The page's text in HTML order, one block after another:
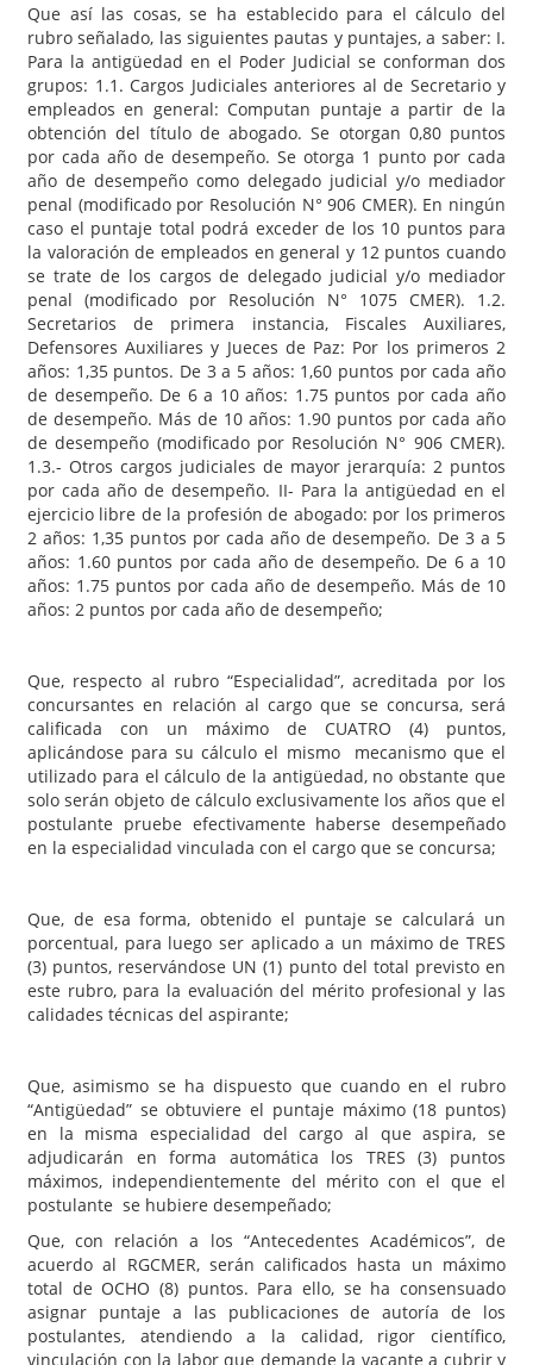
Que así las cosas, se ha establecido para el cálculo del
rubro señalado, las siguientes pautas y puntajes, a saber: I.
Para la antigüedad en el Poder Judicial se conforman dos
grupos: 1.1. Cargos Judiciales anteriores al de Secretario y
empleados en general: Computan puntaje a partir de la
obtención del título de abogado. Se otorgan 0,80 puntos
por cada año de desempeño. Se otorga 1 punto por cada
año de desempeño como delegado judicial y/o mediador
penal (modificado por Resolución N° 906 CMER). En ningún
caso el puntaje total podrá exceder de los 10 puntos para
la valoración de empleados en general y 12 puntos cuando
se trate de los cargos de delegado judicial y/o mediador
penal (modificado por Resolución N° 1075 CMER). 1.2.
Secretarios de primera instancia, Fiscales Auxiliares,
Defensores Auxiliares y Jueces de Paz: Por los primeros 2
años: 1,35 puntos. De 3 a 5 años: 1,60 puntos por cada año
de desempeño. De 6 a 10 años: 1.75 puntos por cada año
de desempeño. Más de 10 años: 1.90 puntos por cada año
de desempeño (modificado por Resolución N° 906 CMER).
1.3.- Otros cargos judiciales de mayor jerarquía: 2 puntos
por cada año de desempeño. II- Para la antigüedad en el
ejercicio libre de la profesión de abogado: por los primeros
2 años: 1,35 puntos por cada año de desempeño. De 3 a 5
años: 1.60 puntos por cada año de desempeño. De 6 a 10
años: 1.75 puntos por cada año de desempeño. Más de 10
años: 2 puntos por cada año de desempeño;
Que, respecto al rubro “Especialidad”, acreditada por los
concursantes en relación al cargo que se concursa, será
calificada con un máximo de CUATRO (4) puntos,
aplicándose para su cálculo el mismo mecanismo que el
utilizado para el cálculo de la antigüedad, no obstante que
solo serán objeto de cálculo exclusivamente los años que el
postulante pruebe efectivamente haberse desempeñado
en la especialidad vinculada con el cargo que se concursa;
Que, de esa forma, obtenido el puntaje se calculará un
porcentual, para luego ser aplicado a un máximo de TRES
(3) puntos, reservándose UN (1) punto del total previsto en
este rubro, para la evaluación del mérito profesional y las
calidades técnicas del aspirante;
Que, asimismo se ha dispuesto que cuando en el rubro
“Antigüedad” se obtuviere el puntaje máximo (18 puntos)
en la misma especialidad del cargo al que aspira, se
adjudicarán en forma automática los TRES (3) puntos
máximos, independientemente del mérito con el que el
postulante se hubiere desempeñado;
Que, con relación a los “Antecedentes Académicos”, de
acuerdo al RGCMER, serán calificados hasta un máximo
total de OCHO (8) puntos. Para ello, se ha consensuado
asignar puntaje a las publicaciones de autoría de los
postulantes, atendiendo a la calidad, rigor científico,
vinculación con la labor que demande la vacante a cubrir y